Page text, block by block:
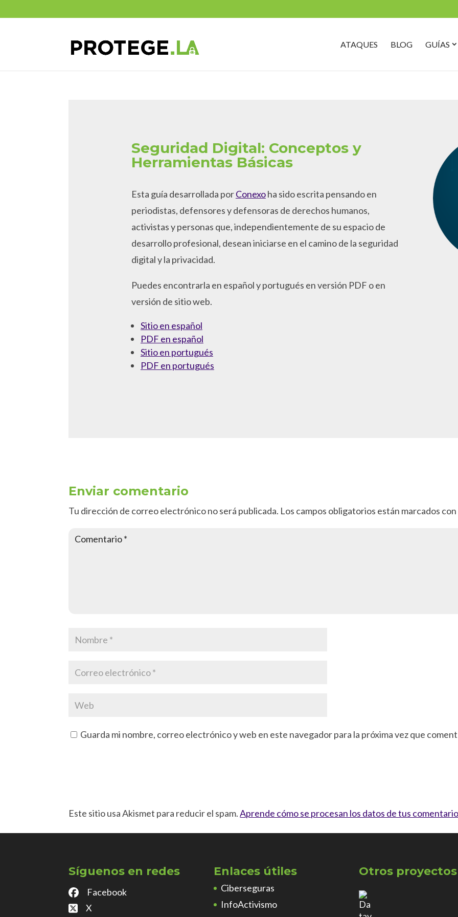
ATAQUES BLOG GUÍAS
Seguridad Digital: Conceptos y
Herramientas Básicas
Esta guía desarrollada porConexoha sido escrita pensando en
periodistas, defensores y defensoras de derechos humanos,
activistas y personas que, independientemente de su espacio de
desarrollo profesional, desean iniciarse en el camino de la seguridad
digital y la privacidad.
Puedes encontrarla en español y portugués en versión PDF o en
versión de sitio web.
Sitio en español
PDF en español
Sitio en portugués
PDF en portugués
Enviar comentario
Tu dirección de correo electrónico no será publicada. Los campos obligatorios están marcados con
Guarda mi nombre, correo electrónico y web en este navegador para la próxima vez que
Este sitio usa Akismet para reducir el spam.Aprende cómo se procesan los datos de tus
Síguenos en redes
Facebook
X
Enlaces útiles
Ciberseguras
InfoActivismo
Otros proyectos